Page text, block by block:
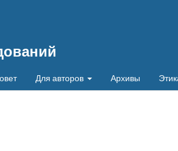
Для авторов Архивы